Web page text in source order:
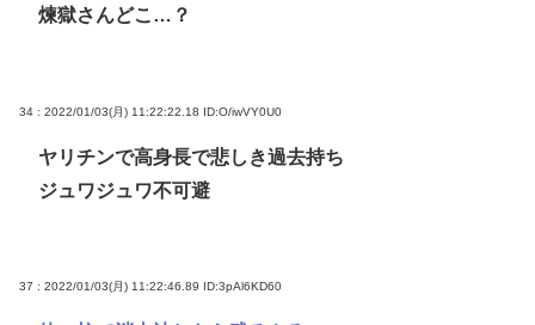
煉獄さんどこ…？
34 : 2022/01/03(月) 11:22:22.18 ID:O/iwVY0U0
ヤリチンで高身長で悲しき過去持ち
ジュワジュワ不可避
37 : 2022/01/03(月) 11:22:46.89 ID:3pAl6KD60